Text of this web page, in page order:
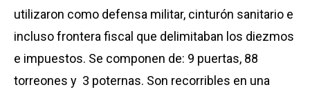
utilizaron como defensa militar, cinturón sanitario e
incluso frontera fiscal que delimitaban los diezmos
e impuestos. Se componen de: 9 puertas, 88
torreones y 3 poternas. Son recorribles en una